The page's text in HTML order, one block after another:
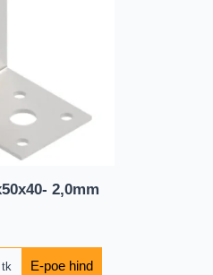
2,0mm
tk